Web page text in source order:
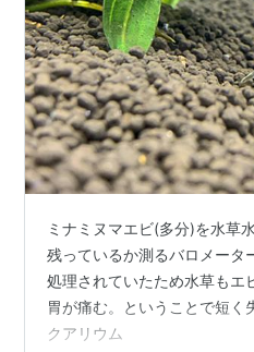
ミナミヌマエビ(多分)を水草
残っているか測るバロメータ
処理されていたため水草もエ
胃が痛む。ということで短く
クアリウム